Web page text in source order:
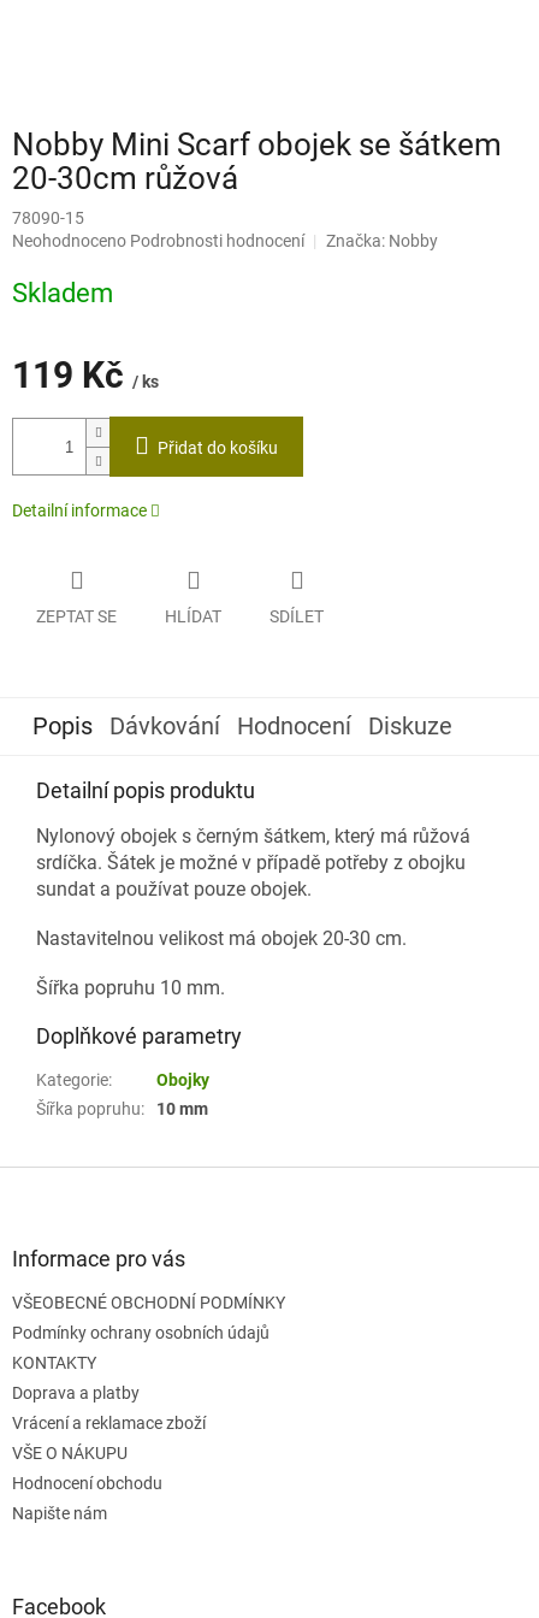
Nobby Mini Scarf obojek se šátkem
20-30cm růžová
78090-15
Průměrné
produktu
je
Neohodnoceno Podrobnosti hodnocení Značka: Nobby
Skladem
119 Kč / ks
Měrná
Přidat do košíku
Detailní informace
ZEPTAT SE HLÍDAT SDÍLET
Popis Dávkování Hodnocení Diskuze
Detailní popis produktu
Nylonový obojek s černým šátkem, který má růžová
srdíčka. Šátek je možné v případě potřeby z obojku
sundat a používat pouze obojek.
Nastavitelnou velikost má obojek 20-30 cm.
Šířka popruhu 10 mm.
Doplňkové parametry
Kategorie:
Obojky
Šířka popruhu: 10 mm
Informace pro vás
VŠEOBECNÉ OBCHODNÍ PODMÍNKY
Podmínky ochrany osobních údajů
KONTAKTY
Doprava a platby
Vrácení a reklamace zboží
VŠE O NÁKUPU
Hodnocení obchodu
Napište nám
Facebook